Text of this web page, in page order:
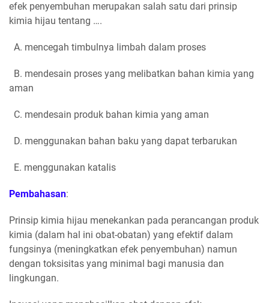
efek penyembuhan merupakan salah satu dari prinsip
kimia hijau tentang ….
A. mencegah timbulnya limbah dalam proses
B. mendesain proses yang melibatkan bahan kimia yang
aman
C. mendesain produk bahan kimia yang aman
D. menggunakan bahan baku yang dapat terbarukan
E. menggunakan katalis
Pembahasan:
Prinsip kimia hijau menekankan pada perancangan produk
kimia (dalam hal ini obat-obatan) yang efektif dalam
fungsinya (meningkatkan efek penyembuhan) namun
dengan toksisitas yang minimal bagi manusia dan
lingkungan.